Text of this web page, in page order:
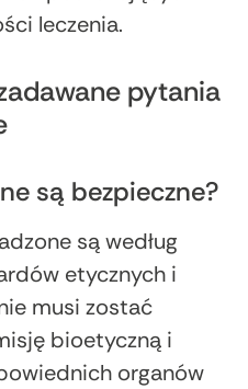
leczenia.
pytania
są bezpieczne?
są według
etycznych i
musi zostać
bioetyczną i
organów